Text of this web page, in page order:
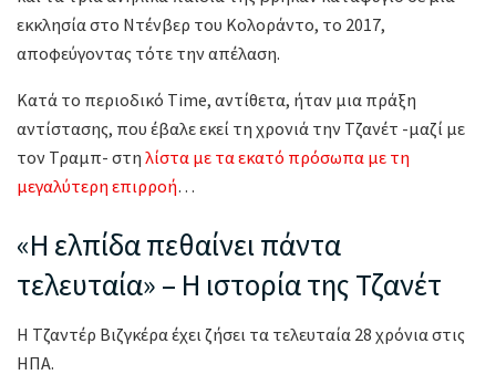
εκκλησία στο Ντένβερ του Κολοράντο, το 2017,
αποφεύγοντας τότε την απέλαση.
Κατά το περιοδικό Time, αντίθετα, ήταν μια πράξη
αντίστασης, που έβαλε εκεί τη χρονιά την Τζανέτ -μαζί με
τον Τραμπ- στη λίστα με τα εκατό πρόσωπα με τη
μεγαλύτερη επιρροή…
«Η ελπίδα πεθαίνει πάντα
τελευταία» – Η ιστορία της Τζανέτ
Η Τζαντέρ Βιζγκέρα έχει ζήσει τα τελευταία 28 χρόνια στις
ΗΠΑ.